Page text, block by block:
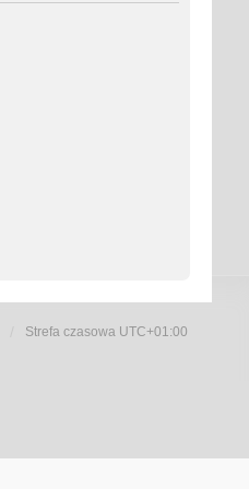
Strefa czasowa UTC+01:00